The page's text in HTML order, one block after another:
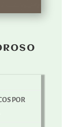
POR